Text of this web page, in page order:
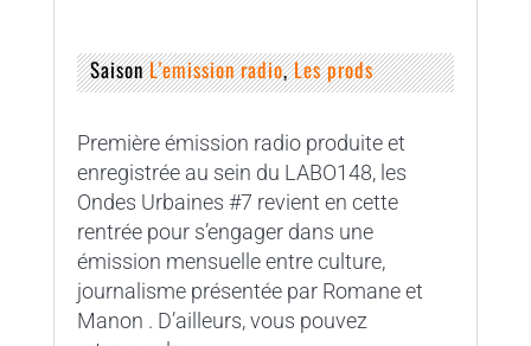
SaisonL'emission radio,Les prods
Première émission radio produite et
enregistrée au sein du LABO148, les
Ondes Urbaines #7 revient en cette
rentrée pour s’engager dans une
émission mensuelle entre culture,
journalisme présentée par Romane et
Manon . D’ailleurs, vous pouvez